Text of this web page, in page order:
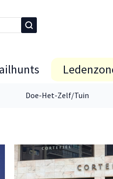
Doe-Het-Zelf/Tuin